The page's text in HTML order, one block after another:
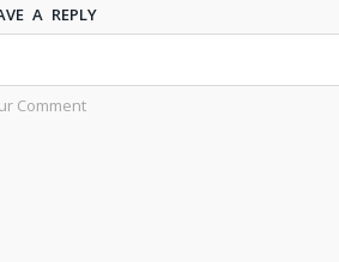
A REPLY